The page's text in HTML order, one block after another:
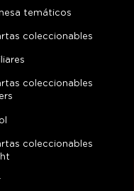
temáticos
coleccionables
coleccionables
coleccionables